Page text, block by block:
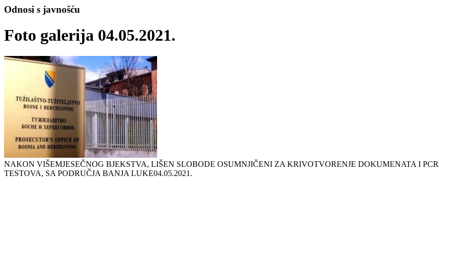
Odnosi s javnošću
Foto galerija 04.05.2021.
NAKON VIŠEMJESEČNOG BJEKSTVA, LIŠEN SLOBODE OSUMNJIČENI ZA KRIVOTVORENJE DOKUMENATA I PCR
TESTOVA, SA PODRUČJA BANJA LUKE04.05.2021.